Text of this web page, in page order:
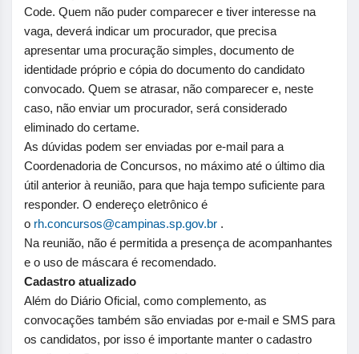
Code. Quem não puder comparecer e tiver interesse na
vaga, deverá indicar um procurador, que precisa
apresentar uma procuração simples, documento de
identidade próprio e cópia do documento do candidato
convocado. Quem se atrasar, não comparecer e, neste
caso, não enviar um procurador, será considerado
eliminado do certame.
As dúvidas podem ser enviadas por e-mail para a
Coordenadoria de Concursos, no máximo até o último dia
útil anterior à reunião, para que haja tempo suficiente para
responder. O endereço eletrônico é
o rh.concursos@campinas.sp.gov.br .
Na reunião, não é permitida a presença de acompanhantes
e o uso de máscara é recomendado.
Cadastro atualizado
Além do Diário Oficial, como complemento, as
convocações também são enviadas por e-mail e SMS para
os candidatos, por isso é importante manter o cadastro